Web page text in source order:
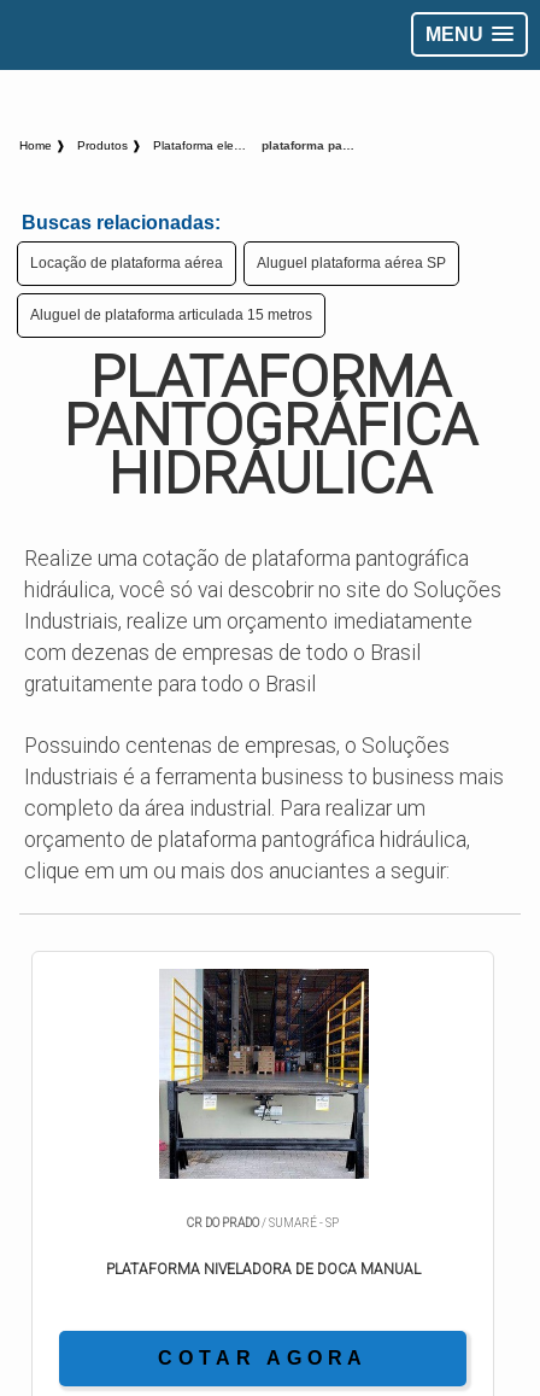
MENU
Home ❱ Produtos ❱
Buscas relacionadas:
Locação de plataforma aérea Aluguel plataforma aérea SP
Aluguel de plataforma articulada 15 metros
PLATAFORMA
PANTOGRÁFICA
HIDRÁULICA
Realize uma cotação de plataforma pantográfica
hidráulica, você só vai descobrir no site do Soluções
Industriais, realize um orçamento imediatamente
com dezenas de empresas de todo o Brasil
gratuitamente para todo o Brasil
Possuindo centenas de empresas, o Soluções
Industriais é a ferramenta business to business mais
completo da área industrial. Para realizar um
orçamento de plataforma pantográfica hidráulica,
clique em um ou mais dos anuciantes a seguir:
CR DO PRADO/ SUMARÉ - SP
PLATAFORMA NIVELADORA DE DOCA MANUAL
COTAR AGORA